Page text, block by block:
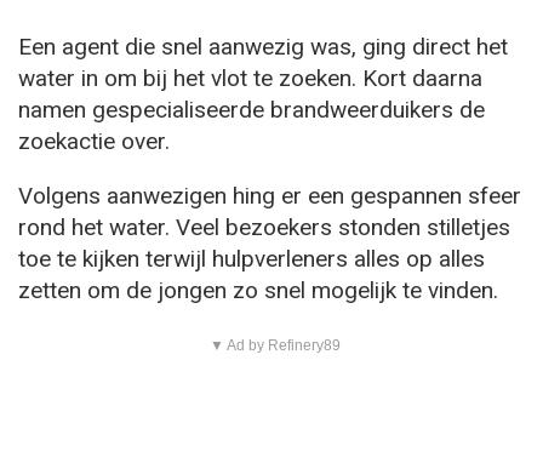
Een agent die snel aanwezig was, ging direct het
water in om bij het vlot te zoeken. Kort daarna
namen gespecialiseerde brandweerduikers de
zoekactie over.
Volgens aanwezigen hing er een gespannen sfeer
rond het water. Veel bezoekers stonden stilletjes
toe te kijken terwijl hulpverleners alles op alles
zetten om de jongen zo snel mogelijk te vinden.
▼ Ad by Refinery89